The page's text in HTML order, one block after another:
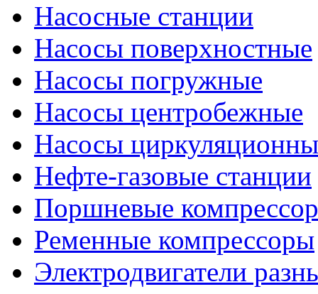
Насосные станции
Насосы поверхностные
Насосы погружные
Насосы центробежные
Насосы
Нефте-газовые станции
Поршневые
Ременные компрессоры
Электродвигатели